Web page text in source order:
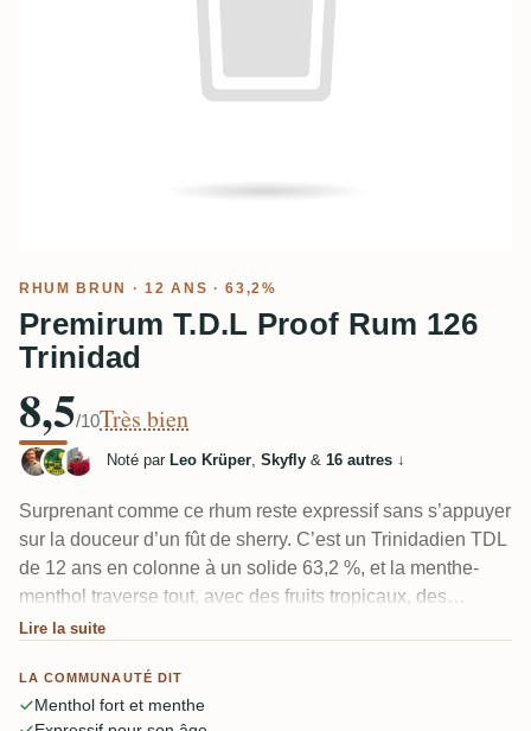
RHUM BRUN · 12 ANS · 63,2%
Premirum T.D.L Proof Rum 126
Trinidad
8,5/10Très bien
Noté par Leo Krüper, Skyfly & 16 autres ↓
Surprenant comme ce rhum reste expressif sans s’appuyer
sur la douceur d’un fût de sherry. C’est un Trinidadien TDL
de 12 ans en colonne à un solide 63,2 %, et la menthe-
menthol traverse tout, avec des fruits tropicaux, des
pêches et une touche de colle par-dessus. Le bois est
perçu une note de prairie fleurie au nez. Un critique
soupçonne un sucrage malgré la mention « sans sucre
Lire la suite
LA COMMUNAUTÉ DIT
Menthol fort et menthe